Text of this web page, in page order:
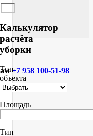
+7 958 100-51-98
Калькулятор
расчёта
уборки
Тип
объекта
Площадь
Тип